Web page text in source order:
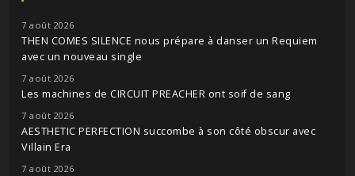
7 août 2026
THEN COMES SILENCE nous prépare à danser un Requiem
avec un nouveau single
7 août 2026
Les machines de CIRCUIT PREACHER ont soif de sang
7 août 2026
AESTHETIC PERFECTION succombe à son côté obscur avec
Villain Era
7 août 2026